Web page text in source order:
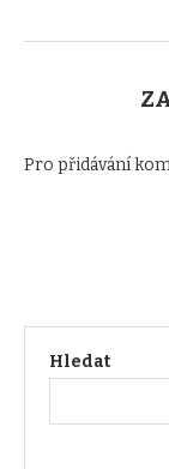
Pro přidávání
Hledat